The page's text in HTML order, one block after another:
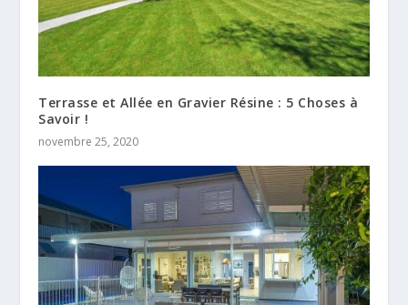
Terrasse et Allée en Gravier Résine : 5 Choses à
Savoir !
novembre 25, 2020